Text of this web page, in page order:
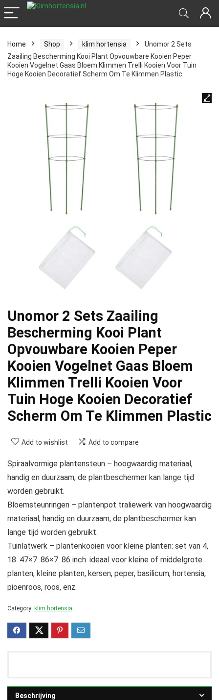
Home Shop klim hortensia
Unomor 2 Sets
Zaailing Bescherming Kooi Plant Opvouwbare Kooien Peper
Kooien Vogelnet Gaas Bloem Klimmen Trelli Kooien Voor Tuin
Hoge Kooien Decoratief Scherm Om Te Klimmen Plastic
Unomor 2 Sets Zaailing
Bescherming Kooi Plant
Opvouwbare Kooien Peper
Kooien Vogelnet Gaas Bloem
Klimmen Trelli Kooien Voor
Tuin Hoge Kooien Decoratief
Scherm Om Te Klimmen Plastic
Add to wishlist Add to compare
Spiraalvormige plantensteun – hoogwaardig materiaal,
handig en duurzaam, de plantbeschermer kan lange tijd
worden gebruikt.
Bloemsteunringen – plantenpot traliewerk van hoogwaardig
materiaal, handig en duurzaam, de plantbeschermer kan
lange tijd worden gebruikt.
Tuinlatwerk – plantenkooien voor kleine planten: set van 4,
18. 47×7. 86×7. 86 inch. ideaal voor kleine of middelgrote
planten, kleine planten, kersen, peper, basilicum, hortensia,
pioenroos, roos, enz.
Category: klim hortensia
Beschrijving